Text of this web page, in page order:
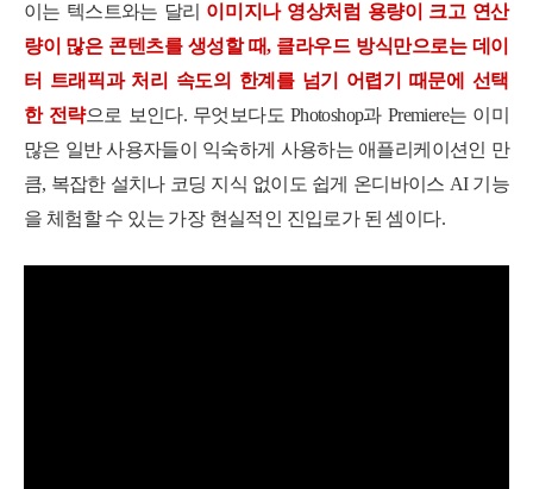
이는 텍스트와는 달리 이미지나 영상처럼 용량이 크고 연산
량이 많은 콘텐츠를 생성할 때, 클라우드 방식만으로는 데이
터 트래픽과 처리 속도의 한계를 넘기 어렵기 때문에 선택
한 전략으로 보인다. 무엇보다도 Photoshop과 Premiere는 이미
많은 일반 사용자들이 익숙하게 사용하는 애플리케이션인 만
큼, 복잡한 설치나 코딩 지식 없이도 쉽게 온디바이스 AI 기능
을 체험할 수 있는 가장 현실적인 진입로가 된 셈이다.